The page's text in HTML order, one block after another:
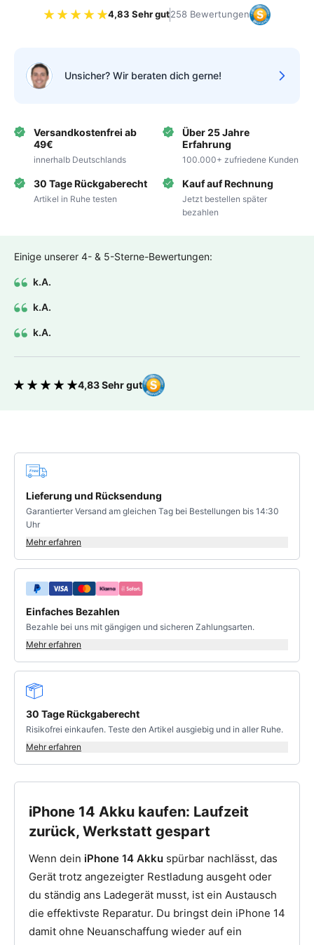
Bewertung 4.83 von 5 Sternen
4,83 Sehr gut258 Bewertungen
Unsicher? Wir beraten dich gerne!
Versandkostenfrei ab
49€
innerhalb Deutschlands
Über 25 Jahre
Erfahrung
100.000+ zufriedene Kunden
30 Tage Rückgaberecht
Artikel in Ruhe testen
Kauf auf Rechnung
Jetzt bestellen später
bezahlen
Einige unserer 4- & 5-Sterne-Bewertungen:
k.A.
k.A.
k.A.
Bewertung 4.83 von 5 Sternen
4,83 Sehr gut
Deine Vorteile
Lieferung und Rücksendung
Garantierter Versand am gleichen Tag bei Bestellungen bis 14:30
Uhr
Mehr erfahren
Einfaches Bezahlen
Bezahle bei uns mit gängigen und sicheren Zahlungsarten.
Mehr erfahren
30 Tage Rückgaberecht
Risikofrei einkaufen. Teste den Artikel ausgiebig und in aller Ruhe.
Mehr erfahren
iPhone 14 Akku kaufen: Laufzeit
zurück, Werkstatt gespart
Wenn dein iPhone 14 Akku spürbar nachlässt, das
Gerät trotz angezeigter Restladung ausgeht oder
du ständig ans Ladegerät musst, ist ein Austausch
die effektivste Reparatur. Du bringst dein iPhone 14
damit ohne Neuanschaffung wieder auf ein